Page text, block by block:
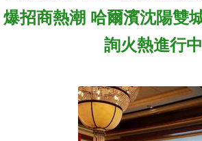
爆招商熱潮 哈爾濱沈陽雙
詢火熱進行中